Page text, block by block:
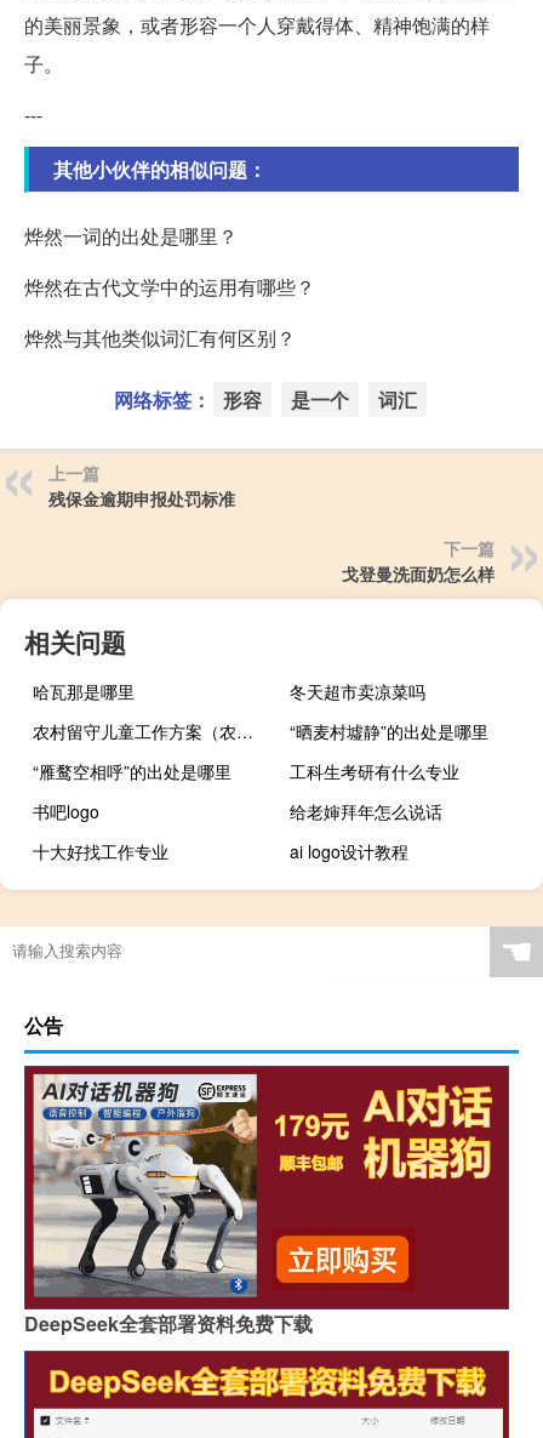
的美丽景象，或者形容一个人穿戴得体、精神饱满的样
子。
---
其他小伙伴的相似问题：
烨然一词的出处是哪里？
烨然在古代文学中的运用有哪些？
烨然与其他类似词汇有何区别？
网络标签： 形容 是一个 词汇
上一篇
残保金逾期申报处罚标准
下一篇
戈登曼洗面奶怎么样
相关问题
哈瓦那是哪里
冬天超市卖凉菜吗
农村留守儿童工作方案（农村留守儿童工作总结）
“晒麦村墟静”的出处是哪里
“雁鹜空相呼”的出处是哪里
工科生考研有什么专业
书吧logo
给老婶拜年怎么说话
十大好找工作专业
ai logo设计教程
☚
公告
DeepSeek全套部署资料免费下载